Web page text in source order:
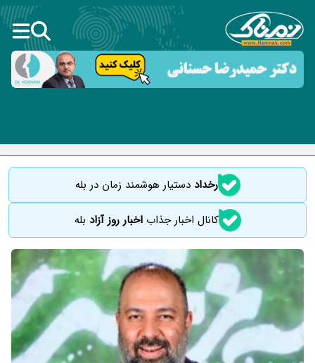
رخداددستیار هوشمند زمان در بله
کانال اخبار جذاباخبار روز آزاد بله